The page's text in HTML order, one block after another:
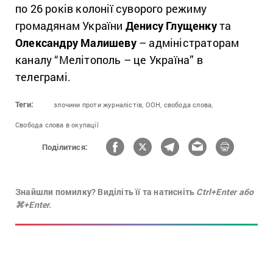
по 26 років колонії суворого режиму
громадянам України Денису Глущенкута
Олександру Малишеву– адміністраторам
каналу “Мелітополь – це Україна” в
телеграмі.
Теги: злочини проти журналістів, ООН, свобода слова,
Свобода слова в окупації
Поділитися:
Знайшли помилку? Виділіть її та натисніть Ctrl+Enter або
⌘+Enter.